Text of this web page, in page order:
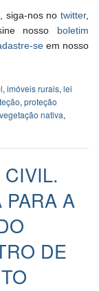
siga-nos no twitter,
nosso boletim
seem nosso
, imóveis rurais, lei
, proteção
vegetação nativa,
CIVIL.
PARA A
DE